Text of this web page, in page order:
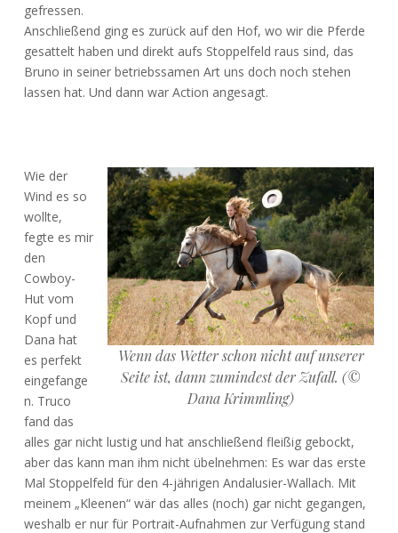
gefressen.
Anschließend ging es zurück auf den Hof, wo wir die Pferde
gesattelt haben und direkt aufs Stoppelfeld raus sind, das
Bruno in seiner betriebssamen Art uns doch noch stehen
lassen hat. Und dann war Action angesagt.
Wenn das Wetter schon nicht auf unserer
Seite ist, dann zumindest der Zufall. (©
Dana Krimmling)
Wie der
Wind es so
wollte,
fegte es mir
den
Cowboy-
Hut vom
Kopf und
Dana hat
es perfekt
eingefange
n. Truco
fand das
alles gar nicht lustig und hat anschließend fleißig gebockt,
aber das kann man ihm nicht übelnehmen: Es war das erste
Mal Stoppelfeld für den 4-jährigen Andalusier-Wallach. Mit
meinem „Kleenen“ wär das alles (noch) gar nicht gegangen,
weshalb er nur für Portrait-Aufnahmen zur Verfügung stand